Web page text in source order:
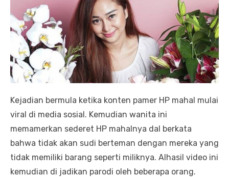
Kejadian bermula ketika konten pamer HP mahal mulai
viral di media sosial. Kemudian wanita ini
memamerkan sederet HP mahalnya dal berkata
bahwa tidak akan sudi berteman dengan mereka yang
tidak memiliki barang seperti miliknya. Alhasil video ini
kemudian di jadikan parodi oleh beberapa orang.